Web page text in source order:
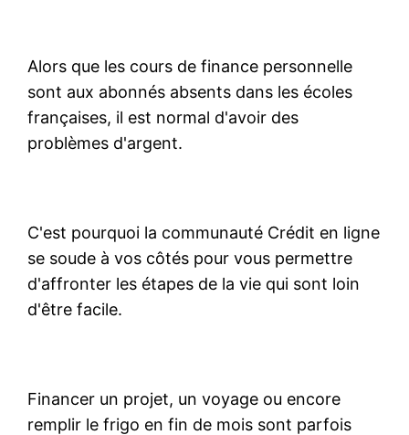
Alors que les cours de finance personnelle
sont aux abonnés absents dans les écoles
françaises, il est normal d'avoir des
problèmes d'argent.
C'est pourquoi la communauté Crédit en ligne
se soude à vos côtés pour vous permettre
d'affronter les étapes de la vie qui sont loin
d'être facile.
Financer un projet, un voyage ou encore
remplir le frigo en fin de mois sont parfois